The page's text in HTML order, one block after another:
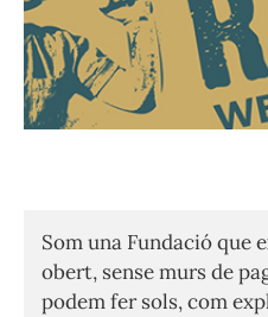
Som una Fundació que
obert, sense murs de
podem fer sols, com